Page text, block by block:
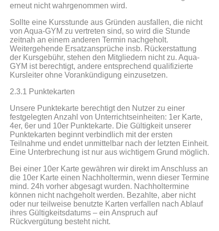
erneut nicht wahrgenommen wird.
Sollte eine Kursstunde aus Gründen ausfallen, die nicht
von Aqua-GYM zu vertreten sind, so wird die Stunde
zeitnah an einem anderen Termin nachgeholt.
Weitergehende Ersatzansprüche insb. Rückerstattung
der Kursgebühr, stehen den Mitgliedern nicht zu. Aqua-
GYM ist berechtigt, andere entsprechend qualifizierte
Kursleiter ohne Vorankündigung einzusetzen.
2.3.1 Punktekarten
Unsere Punktekarte berechtigt den Nutzer zu einer
festgelegten Anzahl von Unterrichtseinheiten: 1er Karte,
4er, 6er und 10er Punktekarte. Die Gültigkeit unserer
Punktekarten beginnt verbindlich mit der ersten
Teilnahme und endet unmittelbar nach der letzten Einheit.
Eine Unterbrechung ist nur aus wichtigem Grund möglich.
Bei einer 10er Karte gewähren wir direkt im Anschluss an
die 10er Karte einen Nachholtermin, wenn dieser Termine
mind. 24h vorher abgesagt wurden. Nachholtermine
können nicht nachgeholt werden. Bezahlte, aber nicht
oder nur teilweise benutzte Karten verfallen nach Ablauf
ihres Gültigkeitsdatums – ein Anspruch auf
Rückvergütung besteht nicht.